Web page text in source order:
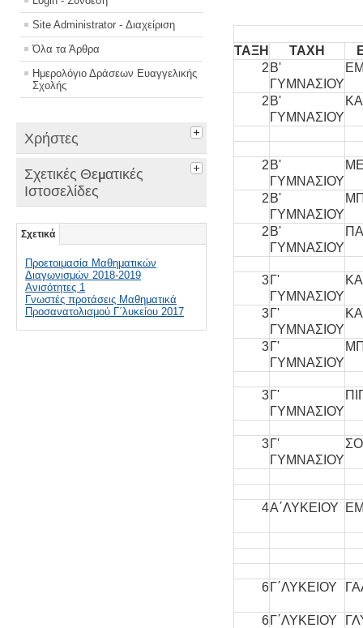
Site Administrator - Διαχείριση
Όλα τα Άρθρα
Ημερολόγιο Δράσεων Ευαγγελικής
Σχολής
Χρήστες
Σχετικές Θεματικές
Ιστοσελίδες
Σχετικά
Προετοιμασία Μαθηματικών
Διαγωνισμών 2018-2019
Ανισότητες 1
Γνωστές προτάσεις Μαθηματικά
Προσανατολισμού Γ΄λυκείου 2017
ΤΑΞΗ ΤΑΧΗ
2 Β'
ΓΥΜΝΑΣΙΟΥ
2 Β'
ΓΥΜΝΑΣΙΟΥ
2 Β'
ΓΥΜΝΑΣΙΟΥ
2 Β'
ΓΥΜΝΑΣΙΟΥ
2 Β'
ΓΥΜΝΑΣΙΟΥ
3Γ'
ΓΥΜΝΑΣΙΟΥ
3Γ'
ΓΥΜΝΑΣΙΟΥ
3Γ'
ΓΥΜΝΑΣΙΟΥ
3Γ'
ΓΥΜΝΑΣΙΟΥ
3Γ'
ΓΥΜΝΑΣΙΟΥ
4Α΄ΛΥΚΕΙΟΥ
6Γ΄ΛΥΚΕΙΟΥ
6Γ΄ΛΥΚΕΙΟΥ